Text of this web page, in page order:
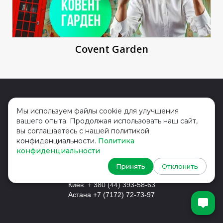
Covent Garden
Головной офис - Лондон
2037
Россия: 8 (800) 775-19-23
Киев: + 380 (44) 393-58-63
Астана +7 (7172) 72-73-97
Мы используем файлы cookie для улучшения
вашего опыта. Продолжая использовать наш сайт,
вы соглашаетесь с нашей политикой
конфиденциальности. Политика
конфиденциальности
Принять Отклонить